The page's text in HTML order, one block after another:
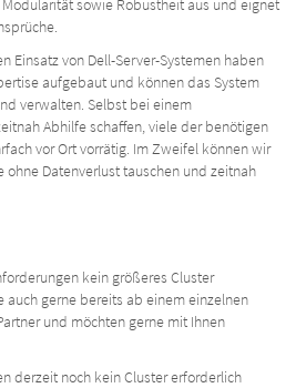
sowie Robustheit aus und eignet
Einsatz von Dell-Server-Systemen haben
aufgebaut und können das System
verwalten. Selbst bei einem
Abhilfe schaffen, viele der benötigen
vor Ort vorrätig. Im Zweifel können wir
ohne Datenverlust tauschen und zeitnah
kein größeres Cluster
auch gerne bereits ab einem einzelnen
und möchten gerne mit Ihnen
derzeit noch kein Cluster erforderlich